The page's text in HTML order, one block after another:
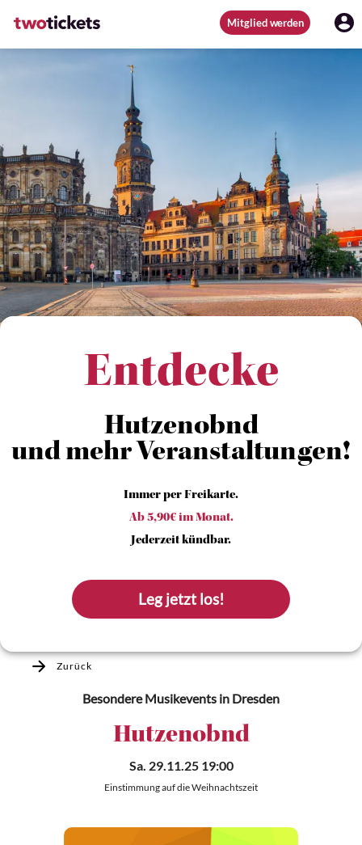
Mitglied werden
Entdecke
Hutzenobnd
und mehr Veranstaltungen!
Immer per Freikarte.
Ab 5,90€ im Monat.
Jederzeit kündbar.
Leg jetzt los!
Zurück
Besondere Musikevents in Dresden
Hutzenobnd
Sa. 29.11.25 19:00
Einstimmung auf die Weihnachtszeit